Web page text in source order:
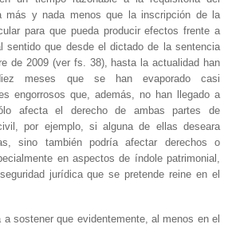
más y nada menos que la inscripción de la
para que pueda producir efectos frente a
sentido que desde el dictado de la sentencia
de 2009 (ver fs. 38), hasta la actualidad han
meses que se han evaporado casi
engorrosos que, además, no han llegado a
afecta el derecho de ambas partes de
por ejemplo, si alguna de ellas deseara
sino también podría afectar derechos o
en aspectos de índole patrimonial,
jurídica que se pretende reine en el
sostener que evidentemente, al menos en el